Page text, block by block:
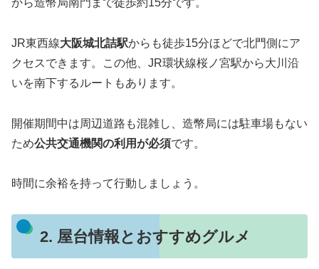
から造幣局南門まで徒歩約15分です。
JR東西線大阪城北詰駅からも徒歩15分ほどで北門側にア
クセスできます。この他、JR環状線桜ノ宮駅から大川沿
いを南下するルートもあります。
開催期間中は周辺道路も混雑し、造幣局には駐車場もない
ため公共交通機関の利用が必須です。
時間に余裕を持って行動しましょう。
2. 屋台情報とおすすめグルメ